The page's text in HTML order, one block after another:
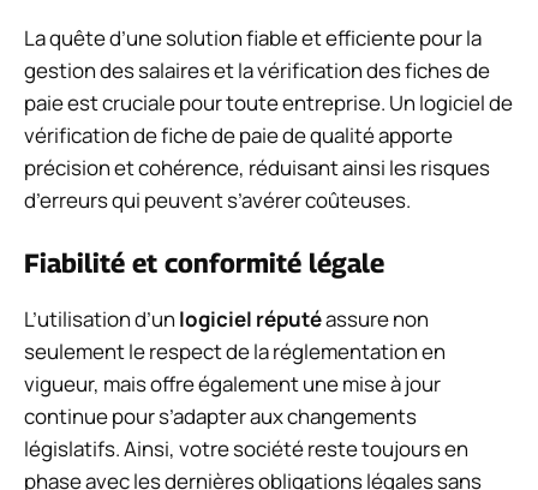
La quête d’une solution fiable et efficiente pour la
gestion des salaires et la vérification des fiches de
paie est cruciale pour toute entreprise. Un logiciel de
vérification de fiche de paie de qualité apporte
précision et cohérence, réduisant ainsi les risques
d’erreurs qui peuvent s’avérer coûteuses.
Fiabilité et conformité légale
L’utilisation d’un logiciel réputéassure non
seulement le respect de la réglementation en
vigueur, mais offre également une mise à jour
continue pour s’adapter aux changements
législatifs. Ainsi, votre société reste toujours en
phase avec les dernières obligations légales sans